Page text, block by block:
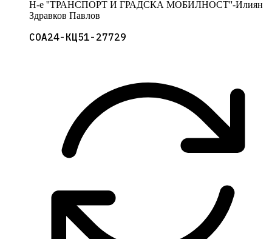
Н-е ''ТРАНСПОРТ И ГРАДСКА МОБИЛНОСТ''-Илиян
Здравков Павлов
СОА24-КЦ51-27729